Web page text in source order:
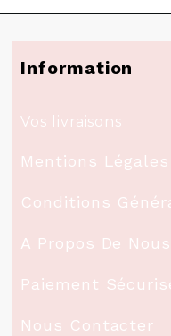
Information
Vos livraisons
Mentions Légales
Conditions
A Propos De Nous
Paiement
Nous Contacter